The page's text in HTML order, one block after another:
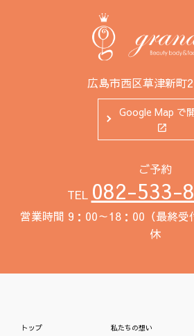
広島市西区草津新町
Google Map で
ご予約
TEL 082-533-
営業時間 9：00～18：00（最終
休
トップ 私たちの想い